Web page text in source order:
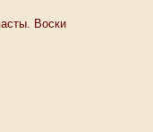
Воски